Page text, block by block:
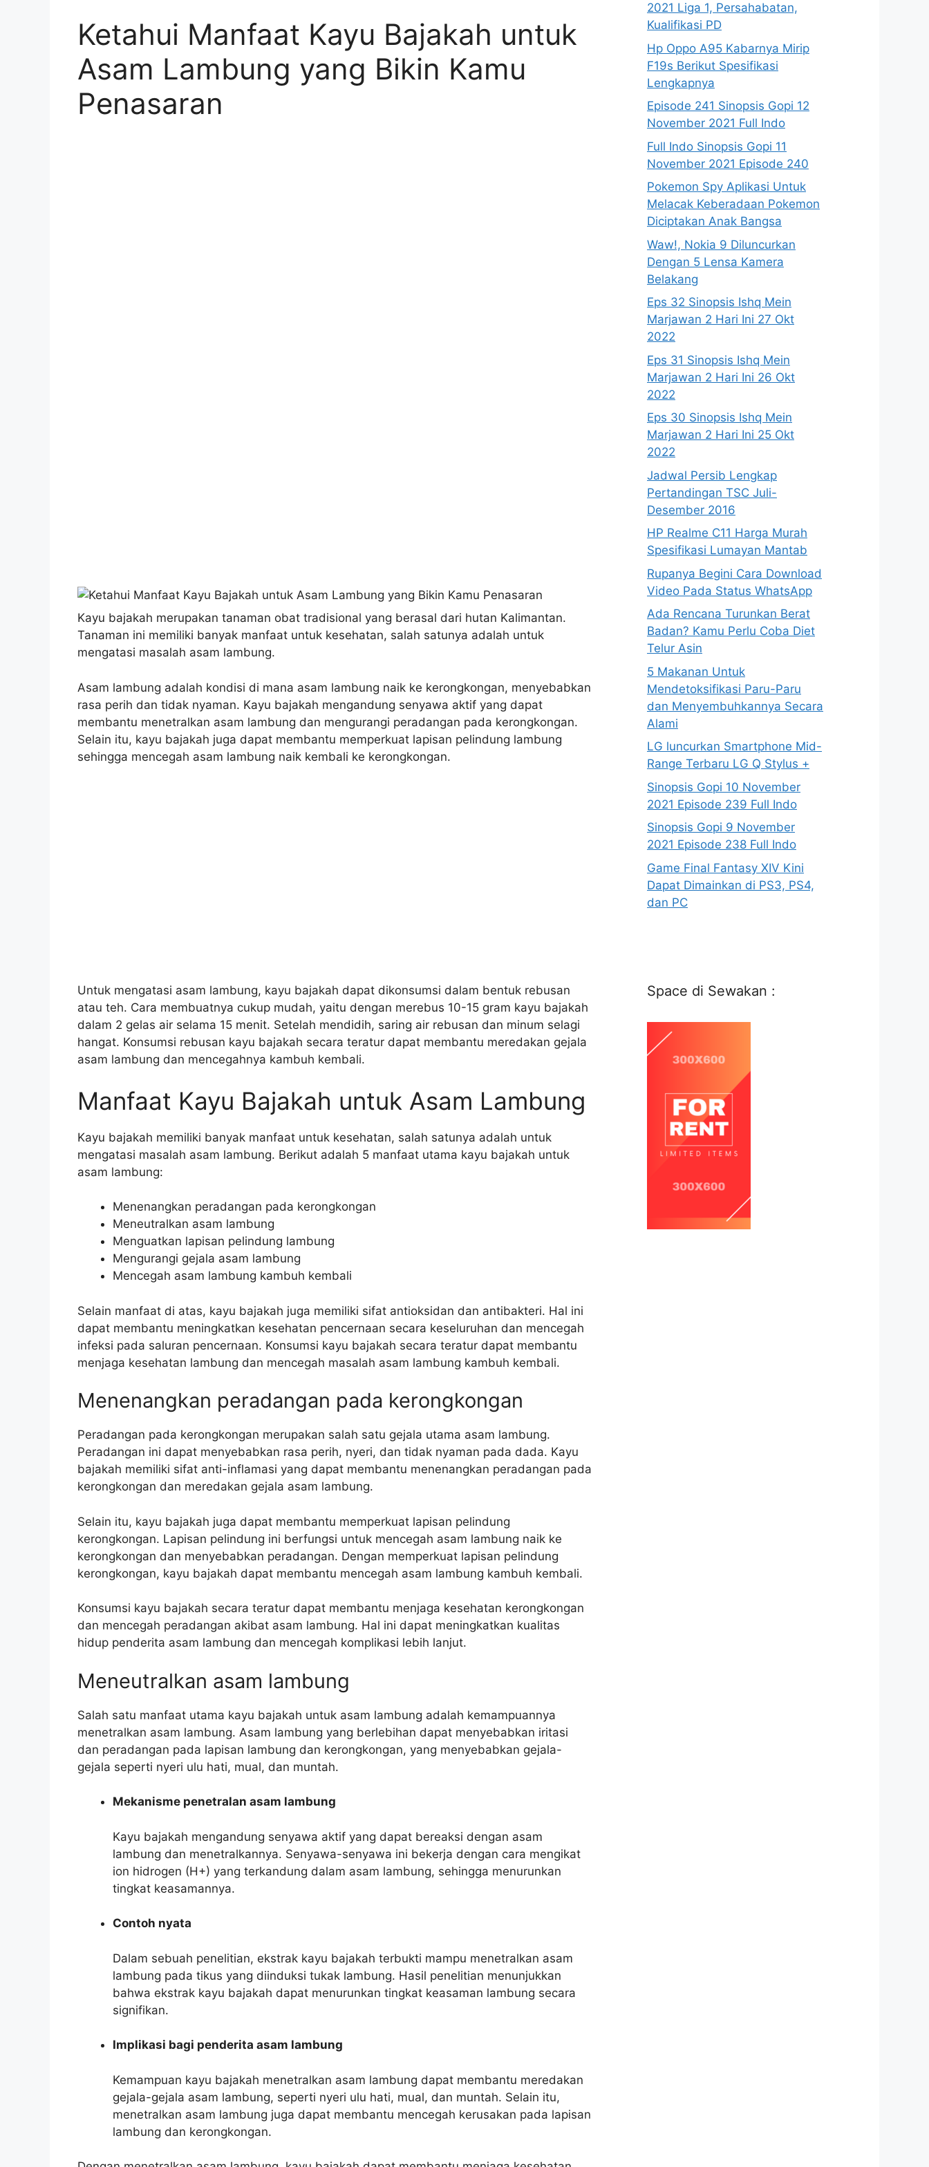
Ketahui Manfaat Kayu Bajakah untuk
Asam Lambung yang Bikin Kamu
Penasaran
Kayu bajakah merupakan tanaman obat tradisional yang berasal dari hutan Kalimantan.
Tanaman ini memiliki banyak manfaat untuk kesehatan, salah satunya adalah untuk
mengatasi masalah asam lambung.
Asam lambung adalah kondisi di mana asam lambung naik ke kerongkongan, menyebabkan
rasa perih dan tidak nyaman. Kayu bajakah mengandung senyawa aktif yang dapat
membantu menetralkan asam lambung dan mengurangi peradangan pada kerongkongan.
Selain itu, kayu bajakah juga dapat membantu memperkuat lapisan pelindung lambung
sehingga mencegah asam lambung naik kembali ke kerongkongan.
Untuk mengatasi asam lambung, kayu bajakah dapat dikonsumsi dalam bentuk rebusan
atau teh. Cara membuatnya cukup mudah, yaitu dengan merebus 10-15 gram kayu bajakah
dalam 2 gelas air selama 15 menit. Setelah mendidih, saring air rebusan dan minum selagi
hangat. Konsumsi rebusan kayu bajakah secara teratur dapat membantu meredakan gejala
asam lambung dan mencegahnya kambuh kembali.
Manfaat Kayu Bajakah untuk Asam Lambung
Kayu bajakah memiliki banyak manfaat untuk kesehatan, salah satunya adalah untuk
mengatasi masalah asam lambung. Berikut adalah 5 manfaat utama kayu bajakah untuk
asam lambung:
Menenangkan peradangan pada kerongkongan
Meneutralkan asam lambung
Menguatkan lapisan pelindung lambung
Mengurangi gejala asam lambung
Mencegah asam lambung kambuh kembali
Selain manfaat di atas, kayu bajakah juga memiliki sifat antioksidan dan antibakteri. Hal ini
dapat membantu meningkatkan kesehatan pencernaan secara keseluruhan dan mencegah
infeksi pada saluran pencernaan. Konsumsi kayu bajakah secara teratur dapat membantu
menjaga kesehatan lambung dan mencegah masalah asam lambung kambuh kembali.
Menenangkan peradangan pada kerongkongan
Peradangan pada kerongkongan merupakan salah satu gejala utama asam lambung.
Peradangan ini dapat menyebabkan rasa perih, nyeri, dan tidak nyaman pada dada. Kayu
bajakah memiliki sifat anti-inflamasi yang dapat membantu menenangkan peradangan pada
kerongkongan dan meredakan gejala asam lambung.
Selain itu, kayu bajakah juga dapat membantu memperkuat lapisan pelindung
kerongkongan. Lapisan pelindung ini berfungsi untuk mencegah asam lambung naik ke
kerongkongan dan menyebabkan peradangan. Dengan memperkuat lapisan pelindung
kerongkongan, kayu bajakah dapat membantu mencegah asam lambung kambuh kembali.
Konsumsi kayu bajakah secara teratur dapat membantu menjaga kesehatan kerongkongan
dan mencegah peradangan akibat asam lambung. Hal ini dapat meningkatkan kualitas
hidup penderita asam lambung dan mencegah komplikasi lebih lanjut.
Meneutralkan asam lambung
Salah satu manfaat utama kayu bajakah untuk asam lambung adalah kemampuannya
menetralkan asam lambung. Asam lambung yang berlebihan dapat menyebabkan iritasi
dan peradangan pada lapisan lambung dan kerongkongan, yang menyebabkan gejala-
gejala seperti nyeri ulu hati, mual, dan muntah.
Mekanisme penetralan asam lambung
Kayu bajakah mengandung senyawa aktif yang dapat bereaksi dengan asam
lambung dan menetralkannya. Senyawa-senyawa ini bekerja dengan cara mengikat
ion hidrogen (H+) yang terkandung dalam asam lambung, sehingga menurunkan
tingkat keasamannya.
Contoh nyata
Dalam sebuah penelitian, ekstrak kayu bajakah terbukti mampu menetralkan asam
lambung pada tikus yang diinduksi tukak lambung. Hasil penelitian menunjukkan
bahwa ekstrak kayu bajakah dapat menurunkan tingkat keasaman lambung secara
signifikan.
Implikasi bagi penderita asam lambung
Kemampuan kayu bajakah menetralkan asam lambung dapat membantu meredakan
gejala-gejala asam lambung, seperti nyeri ulu hati, mual, dan muntah. Selain itu,
menetralkan asam lambung juga dapat membantu mencegah kerusakan pada lapisan
lambung dan kerongkongan.
2021 Liga 1, Persahabatan,
Kualifikasi PD
Hp Oppo A95 Kabarnya Mirip
F19s Berikut Spesifikasi
Lengkapnya
Episode 241 Sinopsis Gopi 12
November 2021 Full Indo
Full Indo Sinopsis Gopi 11
November 2021 Episode 240
Pokemon Spy Aplikasi Untuk
Melacak Keberadaan Pokemon
Diciptakan Anak Bangsa
Waw!, Nokia 9 Diluncurkan
Dengan 5 Lensa Kamera
Belakang
Eps 32 Sinopsis Ishq Mein
Marjawan 2 Hari Ini 27 Okt
2022
Eps 31 Sinopsis Ishq Mein
Marjawan 2 Hari Ini 26 Okt
2022
Eps 30 Sinopsis Ishq Mein
Marjawan 2 Hari Ini 25 Okt
2022
Jadwal Persib Lengkap
Pertandingan TSC Juli-
Desember 2016
HP Realme C11 Harga Murah
Spesifikasi Lumayan Mantab
Rupanya Begini Cara Download
Video Pada Status WhatsApp
Ada Rencana Turunkan Berat
Badan? Kamu Perlu Coba Diet
Telur Asin
5 Makanan Untuk
Mendetoksifikasi Paru-Paru
dan Menyembuhkannya Secara
Alami
LG luncurkan Smartphone Mid-
Range Terbaru LG Q Stylus +
Sinopsis Gopi 10 November
2021 Episode 239 Full Indo
Sinopsis Gopi 9 November
2021 Episode 238 Full Indo
Game Final Fantasy XIV Kini
Dapat Dimainkan di PS3, PS4,
dan PC
Space di Sewakan :